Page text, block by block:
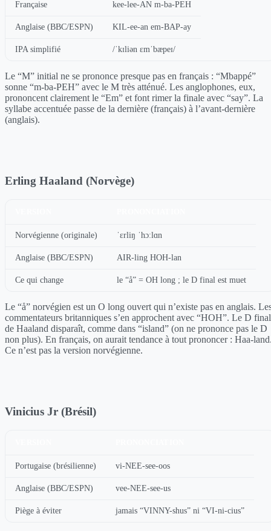
Française kee-lee-AN m-ba-PEH
Anglaise (BBC/ESPN) KIL-ee-an em-BAP-ay
IPA simplifié /ˈkɪliən ɛmˈbæpeɪ/
Le “M” initial ne se prononce presque pas en français : “Mbappé”
sonne “m-ba-PEH” avec le M très atténué. Les anglophones, eux,
prononcent clairement le “Em” et font rimer la finale avec “say”. La
syllabe accentuée passe de la dernière (français) à l’avant-dernière
(anglais).
Erling Haaland (Norvège)
Norvégienne (originale) ˈɛrliŋ ˈhɔːlɑn
Anglaise (BBC/ESPN) AIR-ling HOH-lan
Ce qui change le “å” = OH long ; le D final est muet
Le “å” norvégien est un O long ouvert qui n’existe pas en anglais.
commentateurs britanniques s’en approchent avec “HOH”. Le D final
de Haaland disparaît, comme dans “island” (on ne prononce pas le D
non plus). En français, on aurait tendance à tout prononcer : Haa-
Ce n’est pas la version norvégienne.
Vinicius Jr (Brésil)
Portugaise (brésilienne) vi-NEE-see-oos
Anglaise (BBC/ESPN) vee-NEE-see-us
Piège à éviter jamais “VINNY-shus” ni “VI-ni-cius”